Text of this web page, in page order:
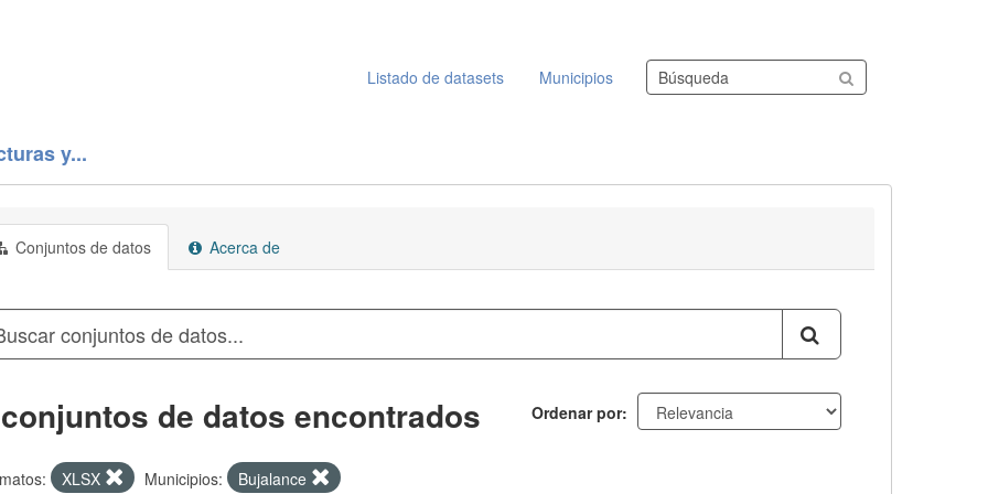
Listado de datasets
Municipios Buscar conjuntos de datos
y...
Conjuntos de datos Acerca de
Ordenar por
de datos encontrados
XLSX Municipios: Bujalance